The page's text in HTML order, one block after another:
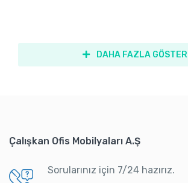
DAHA FAZLA GÖSTER
Çalışkan Ofis Mobilyaları A.Ş
Sorularınız için 7/24 hazırız.